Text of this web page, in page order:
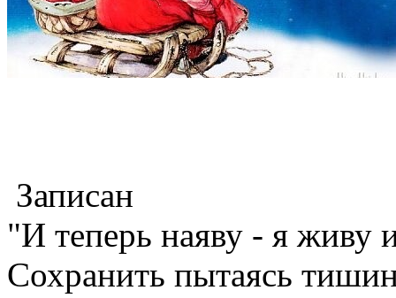
Записан
"И теперь наяву - я живу
Сохранить пытаясь